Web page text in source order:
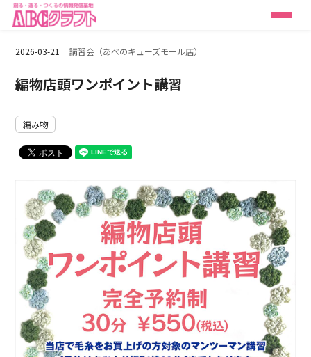
2026-03-21 講習会（あべのキューズモール店）
編物店頭ワンポイント講習
編み物